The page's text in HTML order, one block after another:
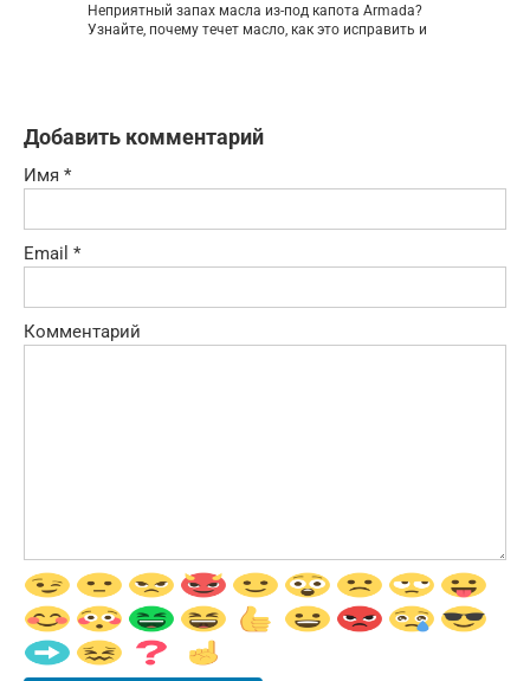
Неприятный запах масла из-под капота Armada?
Узнайте, почему течет масло, как это исправить и
Добавить комментарий
Имя *
Email *
Комментарий